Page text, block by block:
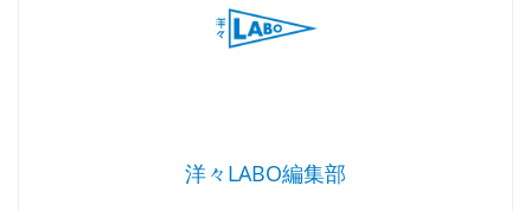
洋々LABO編集部